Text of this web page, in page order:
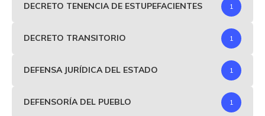
DECRETO TENENCIA DE ESTUPEFACIENTES 1
DECRETO TRANSITORIO 1
DEFENSA JURÍDICA DEL ESTADO 1
DEFENSORÍA DEL PUEBLO 1